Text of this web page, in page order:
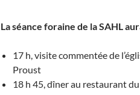
La séance foraine de la SAHL
17 h, visite commentée de
Proust
18 h 45, dîner au restaurant